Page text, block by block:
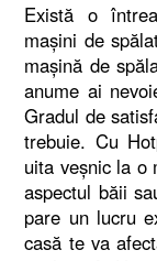
Există o
maşini de
maşină de
anume ai
Gradul de
trebuie. Cu
uita veşnic la o
aspectul băii
pare un lucru
casă te va